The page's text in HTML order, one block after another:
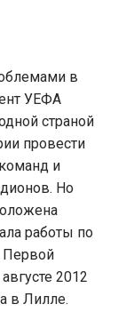
в
УЕФА
страной
провести
и
Но
работы по
Первой
2012
в Лилле.